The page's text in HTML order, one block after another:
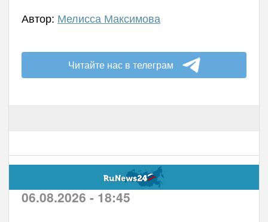
Автор: Мелисса Максимова
Читайте нас в телеграм
06.08.2026 - 18:45